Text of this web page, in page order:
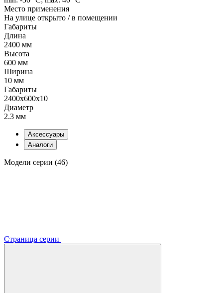
Место применения
На улице открыто / в помещении
Габариты
Длина
2400 мм
Высота
600 мм
Ширина
10 мм
Габариты
2400x600x10
Диаметр
2.3 мм
Аксессуары
Аналоги
Модели серии (46)
Страница серии